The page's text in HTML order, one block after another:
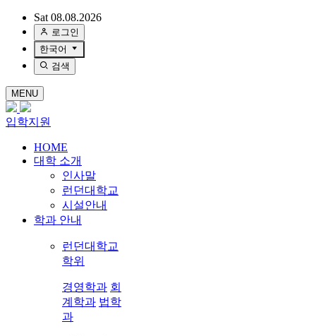
Sat 08.08.2026
로그인
한국어
검색
MENU
입학지원
HOME
대학 소개
인사말
런던대학교
시설안내
학과 안내
런던대학교
학위
경영학과 회
계학과 법학
과